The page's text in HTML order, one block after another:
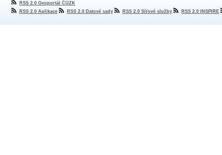
RSS 2.0 Geoportál ČÚZK
RSS 2.0 Aplikace
RSS 2.0 Datové sady RSS 2.0 Síťové služby RSS 2.0 INSPIRE